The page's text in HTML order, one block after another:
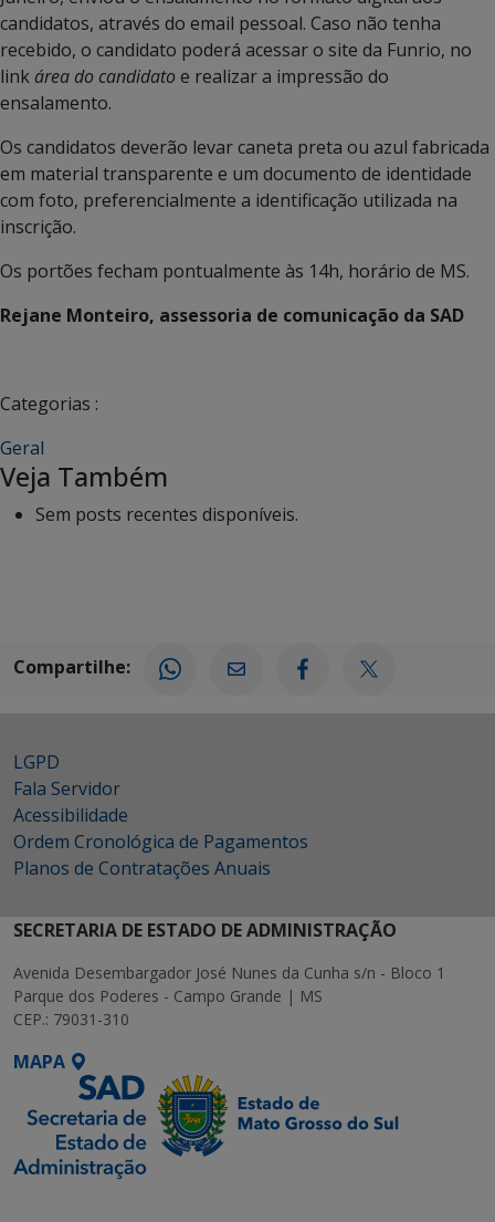
candidatos, através do email pessoal. Caso não tenha
recebido, o candidato poderá acessar o site da Funrio, no
link área do candidatoe realizar a impressão do
ensalamento.
Os candidatos deverão levar caneta preta ou azul fabricada
em material transparente e um documento de identidade
com foto, preferencialmente a identificação utilizada na
inscrição.
Os portões fecham pontualmente às 14h, horário de MS.
Rejane Monteiro, assessoria de comunicação da SAD
Categorias :
Geral
Veja Também
Sem posts recentes disponíveis.
Compartilhe:
LGPD
Fala Servidor
Acessibilidade
Ordem Cronológica de Pagamentos
Planos de Contratações Anuais
SECRETARIA DE ESTADO DE ADMINISTRAÇÃO
Avenida Desembargador José Nunes da Cunha s/n - Bloco 1
Parque dos Poderes - Campo Grande | MS
CEP.: 79031-310
MAPA